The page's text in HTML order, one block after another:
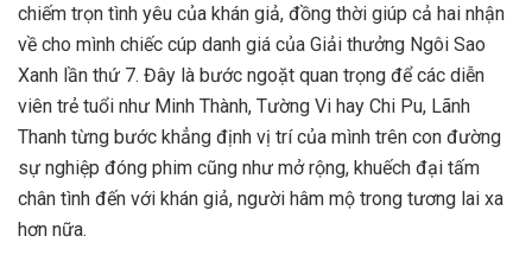
chiếm trọn tình yêu của khán giả, đồng thời giúp cả hai nhận
về cho mình chiếc cúp danh giá của Giải thưởng Ngôi Sao
Xanh lần thứ 7. Đây là bước ngoặt quan trọng để các diễn
viên trẻ tuổi như Minh Thành, Tường Vi hay Chi Pu, Lãnh
Thanh từng bước khẳng định vị trí của mình trên con đường
sự nghiệp đóng phim cũng như mở rộng, khuếch đại tấm
chân tình đến với khán giả, người hâm mộ trong tương lai xa
hơn nữa.